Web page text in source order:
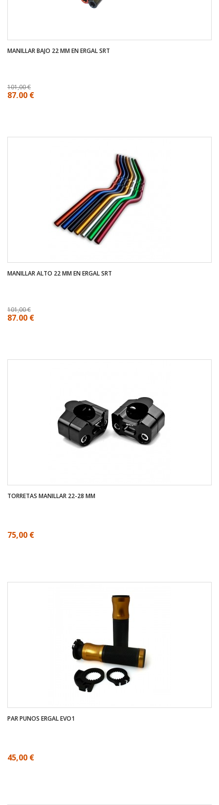
MANILLAR BAJO 22 MM EN ERGAL SRT
101,00 €
87,00 €
MANILLAR ALTO 22 MM EN ERGAL SRT
101,00 €
87,00 €
TORRETAS MANILLAR 22-28 MM
75,00 €
PAR PUNOS ERGAL EVO1
45,00 €